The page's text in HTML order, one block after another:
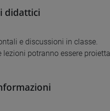
didattici
e discussioni in classe.
lezioni potranno essere